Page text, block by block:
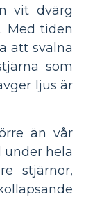
vit dvärg
Med tiden
att svalna
som
ljus är
än vår
under hela
stjärnor,